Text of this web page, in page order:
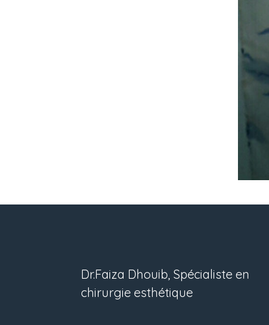
Dr.Faiza Dhouib, Spécialiste en
chirurgie esthétique